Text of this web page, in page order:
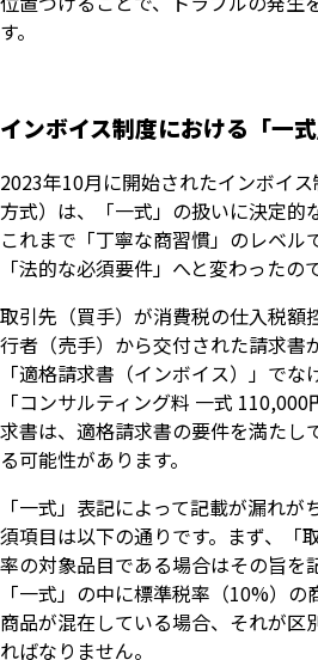
す。
インボイス制度における「一
2023年10月に開始されたインボイ
方式）は、「一式」の扱いに決定的
これまで「丁寧な商習慣」のレベル
「法的な必須要件」へと変わったので
取引先（買手）が消費税の仕入税額
行者（売手）から交付された請求書
「適格請求書（インボイス）」で
「コンサルティング料 一式
求書は、適格請求書の要件を満たし
る可能性があります。
「一式」表記によって記載が漏れ
須項目は以下の通りです。まず、「
率の対象品目である場合はその旨を
「一式」の中に標準税率（10%）
商品が混在している場合、それが区
ればなりません。